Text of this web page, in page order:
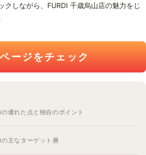
クしながら、FURDI 千歳烏山店の魅力をじ
ージをチェック
優れた点と独自のポイント
主なターゲット層